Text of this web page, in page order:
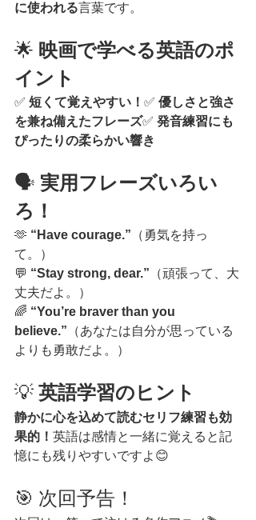
に使われる言葉です。
🌟 映画で学べる英語のポ
イント
✅ 短くて覚えやすい！ ✅ 優しさと強さ
を兼ね備えたフレーズ✅ 発音練習にも
ぴったりの柔らかい響き
🗣️ 実用フレーズいろい
ろ！
🫶 “Have courage.” （勇気を持っ
て。）
💬 “Stay strong, dear.” （頑張って、大
丈夫だよ。）
🌈 “You’re braver than you
believe.” （あなたは自分が思っている
よりも勇敢だよ。）
💡 英語学習のヒント
静かに心を込めて読むセリフ練習も効
果的！ 英語は感情と一緒に覚えると記
憶にも残りやすいですよ😊
🎯 次回予告！